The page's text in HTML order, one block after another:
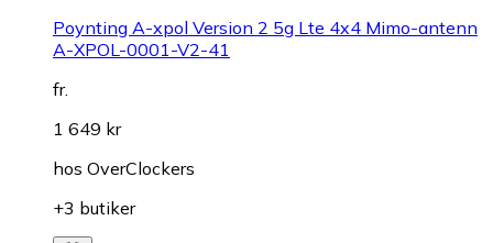
Poynting A-xpol Version 2 5g Lte 4x4 Mimo-antenn
A-XPOL-0001-V2-41
fr.
1 649 kr
hos OverClockers
+3 butiker